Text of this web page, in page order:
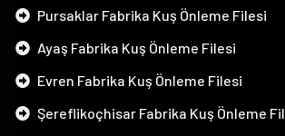
Pursaklar Fabrika Kuş Önleme Filesi
Ayaş Fabrika Kuş Önleme Filesi
Evren Fabrika Kuş Önleme Filesi
Şereflikoçhisar Fabrika Kuş Önleme